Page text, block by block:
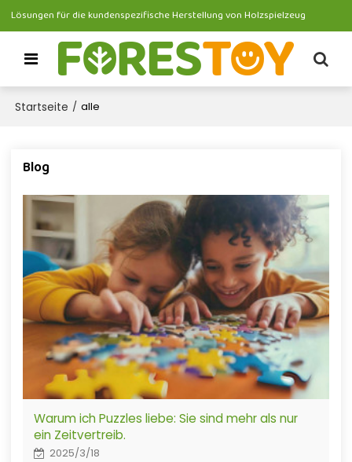
Lösungen für die kundenspezifische Herstellung von Holzspielzeug
Startseite / alle
Blog
Warum ich Puzzles liebe: Sie sind mehr als nur
ein Zeitvertreib.
2025/3/18